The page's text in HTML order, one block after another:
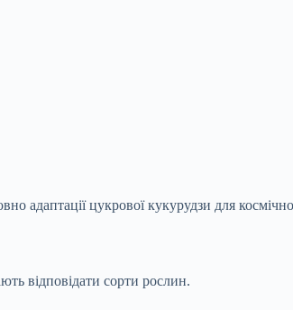
адаптації цукрової кукурудзи для
відповідати сорти рослин.